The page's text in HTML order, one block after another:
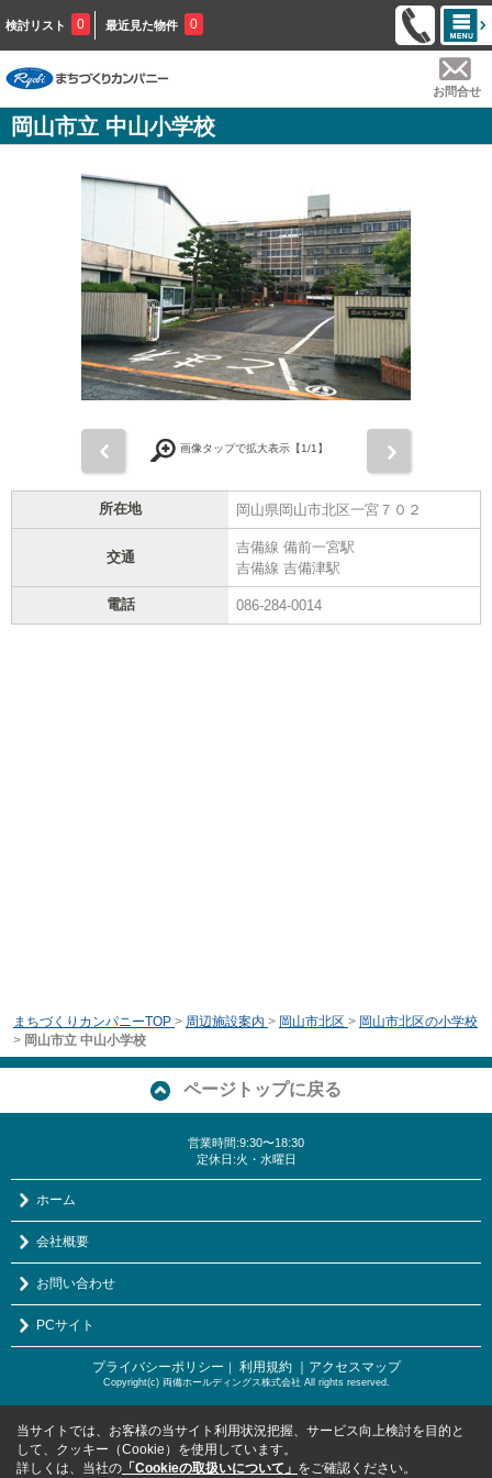
検討リスト 0 最近見た物件 0
お問合せ
岡山市立 中山小学校
画像タップで拡大表示【1/1】
所在地 岡山県岡山市北区一宮７０２
交通
吉備線 備前一宮駅
吉備線 吉備津駅
電話 086-284-0014
まちづくりカンパニーTOP > 周辺施設案内 > 岡山市北区 > 岡山市北区の小学校
> 岡山市立 中山小学校
ページトップに戻る
営業時間:9:30〜18:30
定休日:火・水曜日
ホーム
会社概要
お問い合わせ
PCサイト
プライバシーポリシー ｜ 利用規約 ｜アクセスマップ
Copyright(c) 両備ホールディングス株式会社 All rights reserved.
当サイトでは、お客様の当サイト利用状況把握、サービス向上検討を目的と
して、クッキー（Cookie）を使用しています。
詳しくは、当社の 「Cookieの取扱いについて」 をご確認ください。